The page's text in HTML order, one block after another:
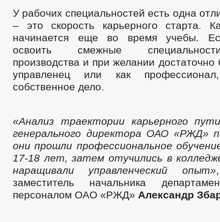
У рабочих специальностей есть одна
– это скорость карьерного старта.
начинается еще во время учебы.
освоить смежные
производства и при желании достаточно
управленец или как
собственное дело.
«Анализ траектории карьерного
генерального директора ОАО «РЖД»
они прошли профессиональное
17-18 лет, затем отучились в
наращивали управленческий опыт»
заместитель начальника
персоналом ОАО «РЖД» Александр